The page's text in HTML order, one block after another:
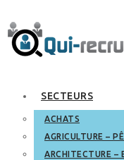
SECTEURS
ACHATS
AGRICULTURE –
ARCHITECTURE –